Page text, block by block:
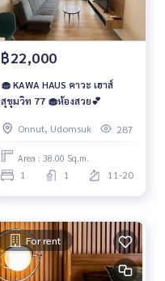
฿22,000
🧁 KAWA HAUS คาวะ เฮาส์
สุขุมวิท 77 🧁ห้องสวย💕
Onnut, Udomsuk 287
Area : 38.00 Sq.m.
1 1 11-20
For rent